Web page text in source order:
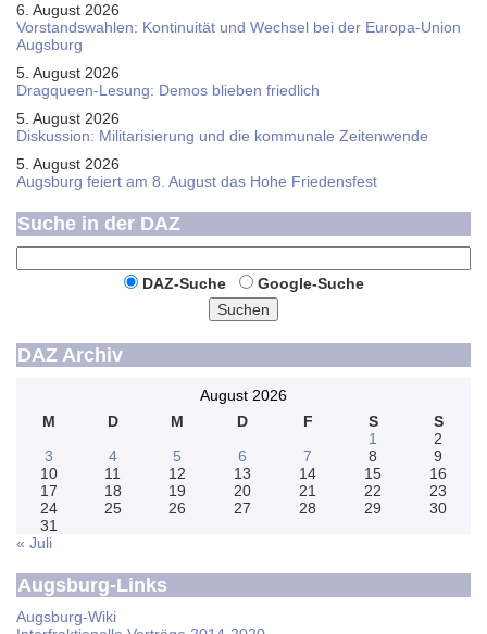
6. August 2026
Vorstandswahlen: Kontinuität und Wechsel bei der Europa-Union
Augsburg
5. August 2026
Dragqueen-Lesung: Demos blieben friedlich
5. August 2026
Diskussion: Mi­li­ta­ri­sie­rung und die kommunale Zeitenwende
5. August 2026
Augsburg feiert am 8. August das Hohe Friedensfest
Suche in der DAZ
DAZ-Suche
Google-Suche
Suchen
DAZ Archiv
August 2026
M
D M D F S
S
1
2
3
4 5 6 7 8
9
10
11 12 13 14 15
16
17
18 19 20 21 22
23
24
25 26 27 28 29
30
31
« Juli
Augsburg-Links
Augsburg-Wiki